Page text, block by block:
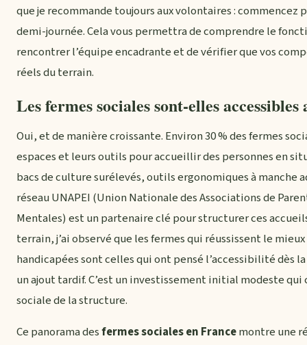
que je recommande toujours aux volontaires : commencez
demi-journée. Cela vous permettra de comprendre le
rencontrer l’équipe encadrante et de vérifier que vos
réels du terrain.
Les fermes sociales sont-elles
Oui, et de manière croissante. Environ 30 % des fermes
espaces et leurs outils pour accueillir des personnes en
bacs de culture surélevés, outils ergonomiques à
réseau UNAPEI (Union Nationale des Associations de
Mentales) est un partenaire clé pour structurer ces
terrain, j’ai observé que les fermes qui réussissent le
handicapées sont celles qui ont pensé l’accessibilité dès
un ajout tardif. C’est un investissement initial modeste
sociale de la structure.
Ce panorama desfermes sociales en Francemontre une